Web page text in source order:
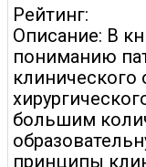
Рейтинг:
Описание: В
пониманию
клинического
большим
принципы